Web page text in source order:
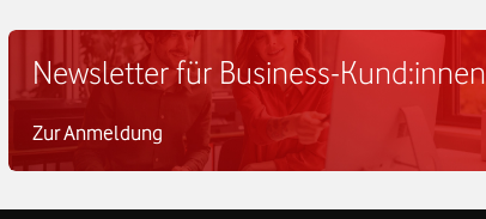
Newsletter für Business-Kund:innen
Zur Anmeldung